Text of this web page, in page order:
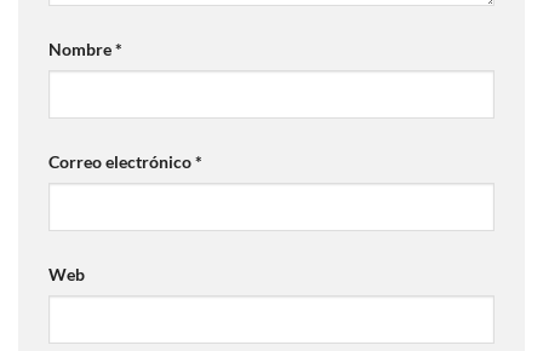
Nombre*
Correo electrónico*
Web